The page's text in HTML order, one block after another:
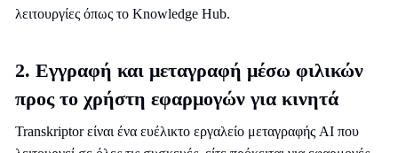
λειτουργίες όπως το Knowledge Hub.
2. Εγγραφή και μεταγραφή μέσω φιλικών
προς το χρήστη εφαρμογών για κινητά
Transkriptor είναι ένα ευέλικτο εργαλείο μεταγραφής AI που